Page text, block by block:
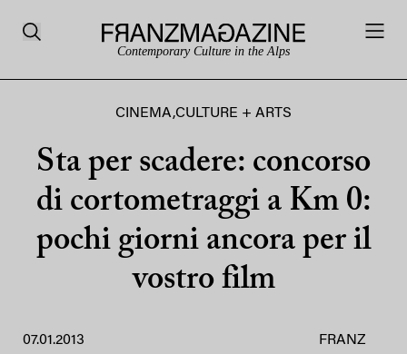
Contemporary Culture in the Alps
CINEMA,CULTURE + ARTS
Sta per scadere: concorso
di cortometraggi a Km 0:
pochi giorni ancora per il
vostro film
07.01.2013 FRANZ